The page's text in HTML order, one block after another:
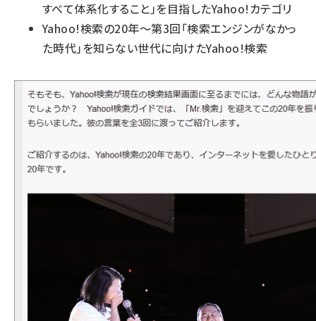
すべて体系化すること」を目指したYahoo!カテゴリ
Yahoo!検索の20年～第3回「検索エンジンがなかっ
た時代」を知らない世代に向けたYahoo!検索